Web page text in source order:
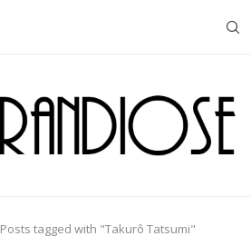
Posts tagged with "Takurô Tatsumi"